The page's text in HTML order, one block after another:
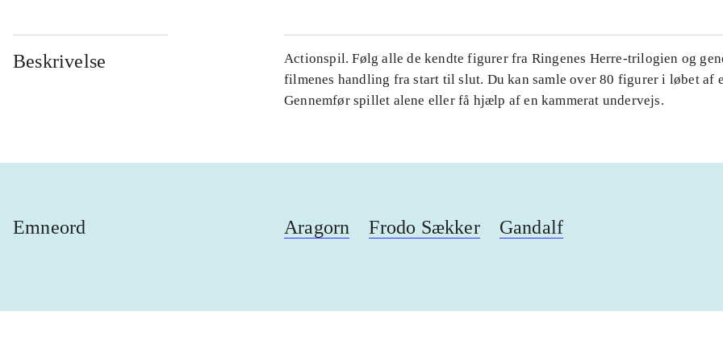
Beskrivelse
Actionspil. Følg alle de kendte figurer fra Ringenes Herre-trilogien og
filmenes handling fra start til slut. Du kan samle over 80 figurer i løbet af
Gennemfør spillet alene eller få hjælp af en kammerat undervejs.
Emneord Aragorn Frodo Sækker Gandalf